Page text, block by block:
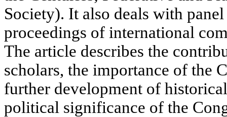
Society). It also deals with
proceedings of international
The article describes the
scholars, the importance of the
further development of
political significance of the